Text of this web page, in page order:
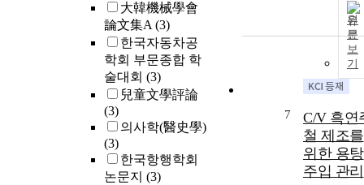
大韓機械學會
論文集A(3)
한국자동차공
학회 부문종합 학
술대회 (3)
兒童文學評論
(3)
의사학(醫史學)
(3)
한국항행학회
논문지 (3)
원
문
보
기
7
C/V 흑연
철 제조를
위한 용탕
주입 관리